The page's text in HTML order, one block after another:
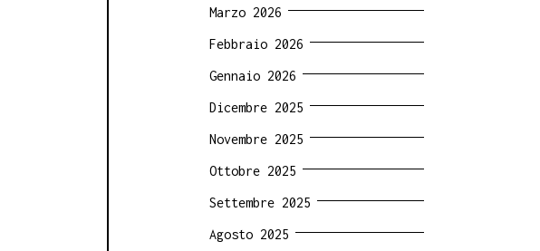
Marzo 2026
Febbraio 2026
Gennaio 2026
Dicembre 2025
Novembre 2025
Ottobre 2025
Settembre 2025
Agosto 2025